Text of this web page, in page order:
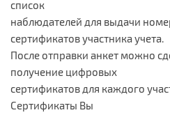
список
наблюдателей для выдачи
сертификатов участника учета.
После отправки анкет можно
получение цифровых
сертификатов для каждого
Сертификаты Вы